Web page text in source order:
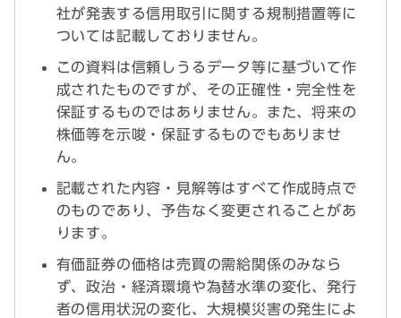
社が発表する信用取引に関する規制措置等に
ついては記載しておりません。
この資料は信頼しうるデータ等に基づいて作
成されたものですが、その正確性・完全性を
保証するものではありません。また、将来の
株価等を示唆・保証するものでもありませ
ん。
記載された内容・見解等はすべて作成時点で
のものであり、予告なく変更されることがあ
ります。
有価証券の価格は売買の需給関係のみなら
ず、政治・経済環境や為替水準の変化、発行
者の信用状況の変化、大規模災害の発生によ